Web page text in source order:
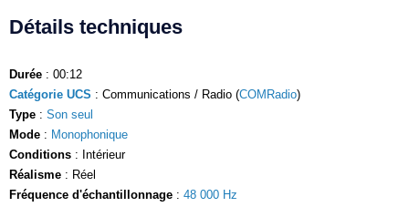
Détails techniques
Durée : 00:12
Catégorie UCS : Communications / Radio (COMRadio)
Type : Son seul
Mode : Monophonique
Conditions : Intérieur
Réalisme : Réel
Fréquence d'échantillonnage : 48 000 Hz